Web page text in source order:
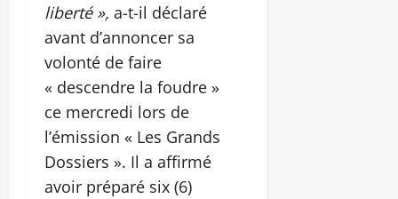
liberté », a-t-il déclaré
avant d’annoncer sa
volonté de faire
« descendre la foudre »
ce mercredi lors de
l’émission « Les Grands
Dossiers ». Il a affirmé
avoir préparé six (6)